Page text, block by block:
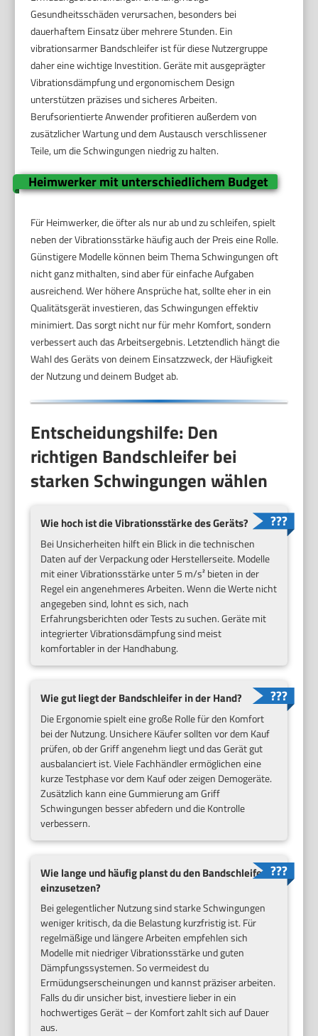
Gesundheitsschäden verursachen, besonders bei
dauerhaftem Einsatz über mehrere Stunden. Ein
vibrationsarmer Bandschleifer ist für diese Nutzergruppe
daher eine wichtige Investition. Geräte mit ausgeprägter
Vibrationsdämpfung und ergonomischem Design
unterstützen präzises und sicheres Arbeiten.
Berufsorientierte Anwender profitieren außerdem von
zusätzlicher Wartung und dem Austausch verschlissener
Teile, um die Schwingungen niedrig zu halten.
Heimwerker mit unterschiedlichem Budget
Für Heimwerker, die öfter als nur ab und zu schleifen, spielt
neben der Vibrationsstärke häufig auch der Preis eine Rolle.
Günstigere Modelle können beim Thema Schwingungen oft
nicht ganz mithalten, sind aber für einfache Aufgaben
ausreichend. Wer höhere Ansprüche hat, sollte eher in ein
Qualitätsgerät investieren, das Schwingungen effektiv
minimiert. Das sorgt nicht nur für mehr Komfort, sondern
verbessert auch das Arbeitsergebnis. Letztendlich hängt die
Wahl des Geräts von deinem Einsatzzweck, der Häufigkeit
der Nutzung und deinem Budget ab.
Entscheidungshilfe: Den
richtigen Bandschleifer bei
starken Schwingungen wählen
Wie hoch ist die Vibrationsstärke des Geräts?
Bei Unsicherheiten hilft ein Blick in die technischen
Daten auf der Verpackung oder Herstellerseite. Modelle
mit einer Vibrationsstärke unter 5 m/s² bieten in der
Regel ein angenehmeres Arbeiten. Wenn die Werte nicht
angegeben sind, lohnt es sich, nach
Erfahrungsberichten oder Tests zu suchen. Geräte mit
integrierter Vibrationsdämpfung sind meist
komfortabler in der Handhabung.
Wie gut liegt der Bandschleifer in der Hand?
Die Ergonomie spielt eine große Rolle für den Komfort
bei der Nutzung. Unsichere Käufer sollten vor dem Kauf
prüfen, ob der Griff angenehm liegt und das Gerät gut
ausbalanciert ist. Viele Fachhändler ermöglichen eine
kurze Testphase vor dem Kauf oder zeigen Demogeräte.
Zusätzlich kann eine Gummierung am Griff
Schwingungen besser abfedern und die Kontrolle
verbessern.
Wie lange und häufig planst du den Bandschleifer
einzusetzen?
Bei gelegentlicher Nutzung sind starke Schwingungen
weniger kritisch, da die Belastung kurzfristig ist. Für
regelmäßige und längere Arbeiten empfehlen sich
Modelle mit niedriger Vibrationsstärke und guten
Dämpfungssystemen. So vermeidest du
Ermüdungserscheinungen und kannst präziser arbeiten.
Falls du dir unsicher bist, investiere lieber in ein
hochwertiges Gerät – der Komfort zahlt sich auf Dauer
aus.